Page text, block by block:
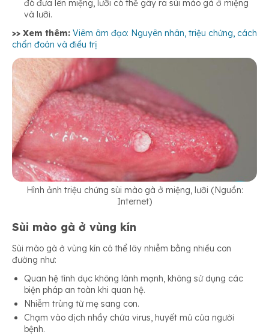
đó đưa lên miệng, lưỡi có thể gây ra sùi mào gà ở miệng
và lưỡi.
>> Xem thêm: Viêm âm đạo: Nguyên nhân, triệu chứng, cách
chẩn đoán và điều trị
Hình ảnh triệu chứng sùi mào gà ở miệng, lưỡi (Nguồn:
Internet)
Sùi mào gà ở vùng kín
Sùi mào gà ở vùng kín có thể lây nhiễm bằng nhiều con
đường như:
Quan hệ tình dục không lành mạnh, không sử dụng các
biện pháp an toàn khi quan hệ.
Nhiễm trùng từ mẹ sang con.
Chạm vào dịch nhầy chứa virus, huyết mủ của người
bệnh.